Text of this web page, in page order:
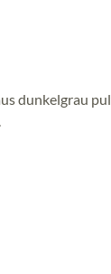
dunkelgrau